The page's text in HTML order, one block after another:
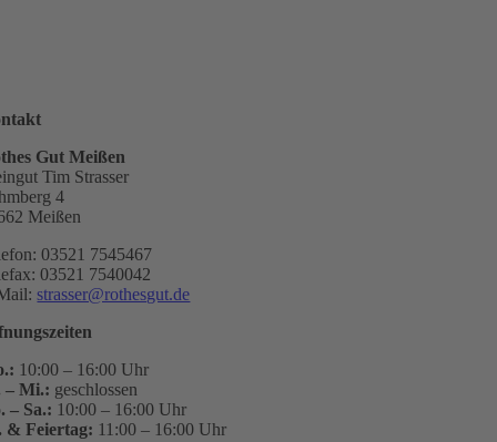
Gut Meißen
Tim Strasser
4
Meißen
03521 7545467
03521 7540042
strasser@rothesgut.de
10:00 – 16:00 Uhr
– Mi.: geschlossen
– Sa.: 10:00 – 16:00 Uhr
& Feiertag: 11:00 – 16:00 Uhr